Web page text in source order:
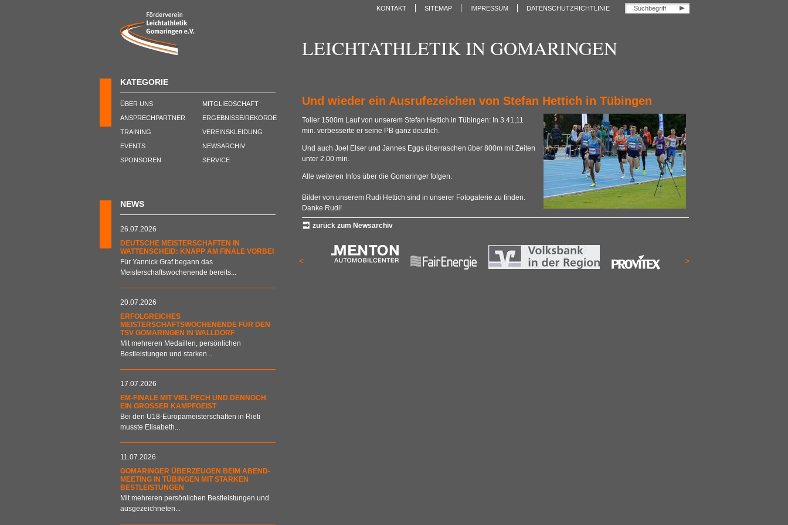
KONTAKT SITEMAP IMPRESSUM DATENSCHUTZRICHTLINIE
KATEGORIE
ÜBER UNS
ANSPRECHPARTNER
TRAINING
EVENTS
SPONSOREN
MITGLIEDSCHAFT
ERGEBNISSE/REKORDE
VEREINSKLEIDUNG
NEWSARCHIV
SERVICE
NEWS
26.07.2026
DEUTSCHE MEISTERSCHAFTEN IN
WATTENSCHEID: KNAPP AM FINALE VORBEI
Für Yannick Graf begann das
Meisterschaftswochenende bereits...
20.07.2026
ERFOLGREICHES
MEISTERSCHAFTSWOCHENENDE FÜR DEN
TSV GOMARINGEN IN WALLDORF
Mit mehreren Medaillen, persönlichen
Bestleistungen und starken...
17.07.2026
EM-FINALE MIT VIEL PECH UND DENNOCH
EIN GROSSER KAMPFGEIST
Bei den U18-Europameisterschaften in Rieti
musste Elisabeth...
11.07.2026
GOMARINGER ÜBERZEUGEN BEIM ABEND-
MEETING IN TÜBINGEN MIT STARKEN
BESTLEISTUNGEN
Mit mehreren persönlichen Bestleistungen und
ausgezeichneten...
LEICHTATHLETIK IN GOMARINGEN
Und wieder ein Ausrufezeichen von Stefan Hettich in Tübingen
Toller 1500m Lauf von unserem Stefan Hettich in Tübingen: In 3.41,11
min. verbesserte er seine PB ganz deutlich.
Und auch Joel Elser und Jannes Eggs überraschen über 800m mit Zeiten
unter 2.00 min.
Alle weiteren Infos über die Gomaringer folgen.
Bilder von unserem Rudi Hettich sind in unserer Fotogalerie zu finden.
Danke Rudi!
zurück zum Newsarchiv
< >